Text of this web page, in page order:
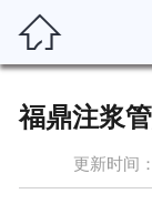

福鼎注浆
更新时间